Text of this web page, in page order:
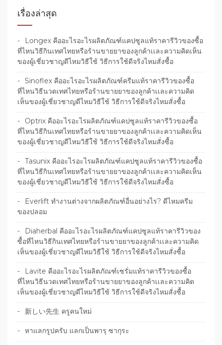
เรื่องล่าสุด
Longex คืออะไรอะไรผลิตภัณฑ์แคปซูลแท้ราคารีวิวของซื้อ
ที่ไหนวิธีกินเทศไทยหรือร้านขายยาของลูกค้าเเละความคิดเห็น
ของผู้เชี่ยวชาญดีไหมวิธีใช้ วิธีการใช้ดีจริงไหมสั่งซื้อ
Sinoflex คืออะไรอะไรผลิตภัณฑ์ครีมแท้ราคารีวิวของซื้อ
ที่ไหนวิธีนวดเทศไทยหรือร้านขายยาของลูกค้าเเละความคิด
เห็นของผู้เชี่ยวชาญดีไหมวิธีใช้ วิธีการใช้ดีจริงไหมสั่งซื้อ
Optrix คืออะไรอะไรผลิตภัณฑ์แคปซูลแท้ราคารีวิวของซื้อ
ที่ไหนวิธีกินเทศไทยหรือร้านขายยาของลูกค้าเเละความคิดเห็น
ของผู้เชี่ยวชาญดีไหมวิธีใช้ วิธีการใช้ดีจริงไหมสั่งซื้อ
Tasunix คืออะไรอะไรผลิตภัณฑ์แคปซูลแท้ราคารีวิวของซื้อ
ที่ไหนวิธีกินเทศไทยหรือร้านขายยาของลูกค้าเเละความคิดเห็น
ของผู้เชี่ยวชาญดีไหมวิธีใช้ วิธีการใช้ดีจริงไหมสั่งซื้อ
Everlift ทำงานต่างจากผลิตภัณฑ์อื่นอย่างไร? ดีไหมครีม
ของปลอม
Diaherbal คืออะไรอะไรผลิตภัณฑ์แคปซูลแท้ราคารีวิวของ
ซื้อที่ไหนวิธีกินเทศไทยหรือร้านขายยาของลูกค้าเเละความคิด
เห็นของผู้เชี่ยวชาญดีไหมวิธีใช้ วิธีการใช้ดีจริงไหมสั่งซื้อ
Lavite คืออะไรอะไรผลิตภัณฑ์เซรั่มแท้ราคารีวิวของซื้อ
ที่ไหนวิธีนวดเทศไทยหรือร้านขายยาของลูกค้าเเละความคิด
เห็นของผู้เชี่ยวชาญดีไหมวิธีใช้ วิธีการใช้ดีจริงไหมสั่งซื้อ
新しい先生 ครูคนใหม่
หาแลกรูปครับ แลกเป็นพารุ ซากุระ